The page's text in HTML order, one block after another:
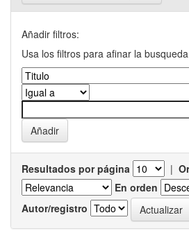
Añadir filtros:
Usa los filtros para afinar la
Resultados por página |
En orden
Autor/registro